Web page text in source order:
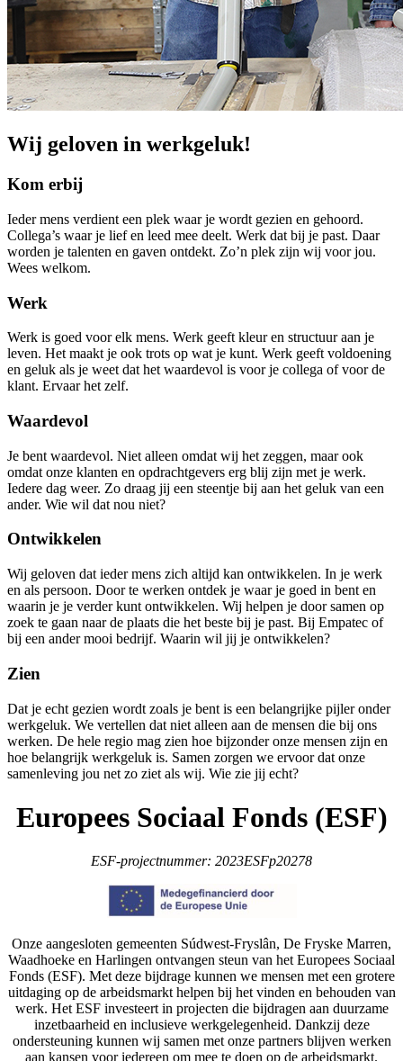
Wij geloven in werkgeluk!
Kom erbij
Ieder mens verdient een plek waar je wordt gezien en gehoord.
Collega’s waar je lief en leed mee deelt. Werk dat bij je past. Daar
worden je talenten en gaven ontdekt. Zo’n plek zijn wij voor jou.
Wees welkom.
Werk
Werk is goed voor elk mens. Werk geeft kleur en structuur aan je
leven. Het maakt je ook trots op wat je kunt. Werk geeft voldoening
en geluk als je weet dat het waardevol is voor je collega of voor de
klant. Ervaar het zelf.
Waardevol
Je bent waardevol. Niet alleen omdat wij het zeggen, maar ook
omdat onze klanten en opdrachtgevers erg blij zijn met je werk.
Iedere dag weer. Zo draag jij een steentje bij aan het geluk van een
ander. Wie wil dat nou niet?
Ontwikkelen
Wij geloven dat ieder mens zich altijd kan ontwikkelen. In je werk
en als persoon. Door te werken ontdek je waar je goed in bent en
waarin je je verder kunt ontwikkelen. Wij helpen je door samen op
zoek te gaan naar de plaats die het beste bij je past. Bij Empatec of
bij een ander mooi bedrijf. Waarin wil jij je ontwikkelen?
Zien
Dat je echt gezien wordt zoals je bent is een belangrijke pijler onder
werkgeluk. We vertellen dat niet alleen aan de mensen die bij ons
werken. De hele regio mag zien hoe bijzonder onze mensen zijn en
hoe belangrijk werkgeluk is. Samen zorgen we ervoor dat onze
samenleving jou net zo ziet als wij. Wie zie jij echt?
Europees Sociaal Fonds (ESF)
ESF-projectnummer: 2023ESFp20278
Onze aangesloten gemeenten Súdwest-Fryslân, De Fryske Marren,
Waadhoeke en Harlingen ontvangen steun van het Europees Sociaal
Fonds (ESF). Met deze bijdrage kunnen we mensen met een grotere
uitdaging op de arbeidsmarkt helpen bij het vinden en behouden van
werk. Het ESF investeert in projecten die bijdragen aan duurzame
inzetbaarheid en inclusieve werkgelegenheid. Dankzij deze
ondersteuning kunnen wij samen met onze partners blijven werken
aan kansen voor iedereen om mee te doen op de arbeidsmarkt.